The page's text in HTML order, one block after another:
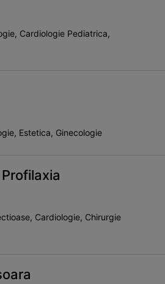
Cardiologie Pediatrica,
Estetica, Ginecologie
Cardiologie, Chirurgie